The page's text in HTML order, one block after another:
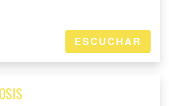
ESCUCHAR